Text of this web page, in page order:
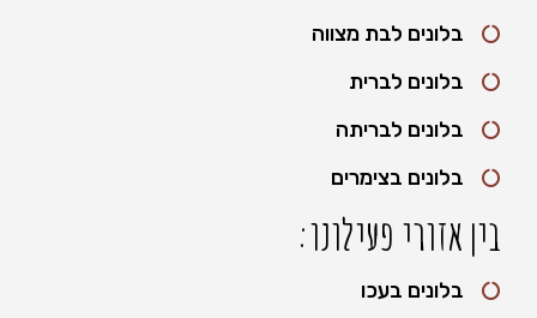
בלונים לבת מצווה
בלונים לברית
בלונים לבריתה
בלונים בצימרים
בין אזורי פעילונו:
בלונים בעכו